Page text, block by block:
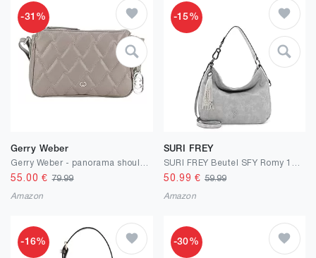
-31%
Gerry Weber
55.00 €79.99
Amazon
-15%
SURI FREY
50.99 € 59.99
Amazon
-16% -30%